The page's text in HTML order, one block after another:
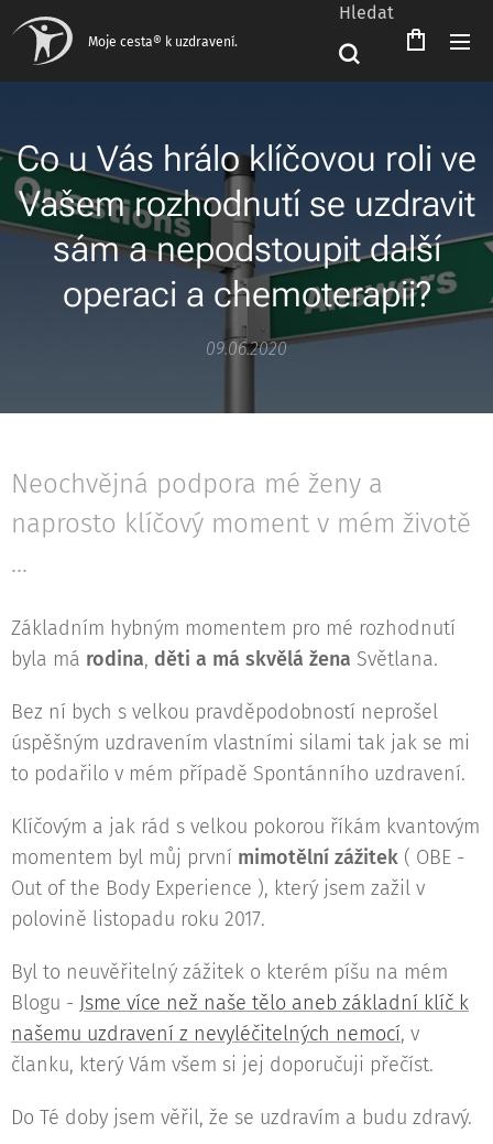
Moje cesta® k uzdravení.
Hledat
Co u Vás hrálo klíčovou roli ve
Vašem rozhodnutí se uzdravit
sám a nepodstoupit další
operaci a chemoterapii?
09.06.2020
Neochvějná podpora mé ženy a
naprosto klíčový moment v mém životě
...
Základním hybným momentem pro mé rozhodnutí
byla má rodina, děti a má skvělá žena Světlana.
Bez ní bych s velkou pravděpodobností neprošel
úspěšným uzdravením vlastními silami tak jak se mi
to podařilo v mém případě Spontánního uzdravení.
Klíčovým a jak rád s velkou pokorou říkám kvantovým
momentem byl můj první mimotělní zážitek ( OBE -
Out of the Body Experience ), který jsem zažil v
polovině listopadu roku 2017.
Byl to neuvěřitelný zážitek o kterém píšu na mém
Blogu - Jsme více než naše tělo aneb základní klíč k
našemu uzdravení z nevyléčitelných nemocí, v
članku, který Vám všem si jej doporučuji přečíst.
Do Té doby jsem věřil, že se uzdravím a budu zdravý.